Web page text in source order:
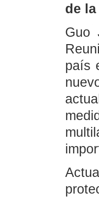
de
Guo
país